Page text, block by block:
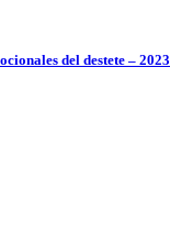
del destete – 2023